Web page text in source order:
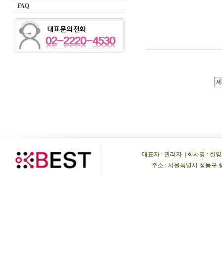
FAQ
대표자 : 관리자 | 회사명 : 한양
주소 : 서울특별시 성동구